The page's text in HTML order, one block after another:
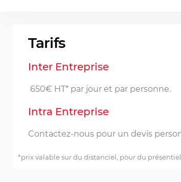
Tarifs
Inter Entreprise
650€ HT* par jour et par personne.
Intra Entreprise
Contactez-nous pour un devis
*prix valable sur du distanciel, pour du